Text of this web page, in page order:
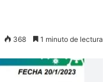
368 1 minuto de lectura